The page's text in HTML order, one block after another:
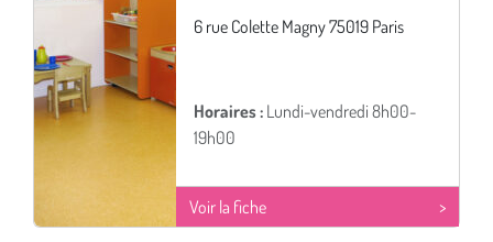
6 rue Colette Magny 75019 Paris
Horaires :Lundi-vendredi 8h00-
19h00
Voir la fiche